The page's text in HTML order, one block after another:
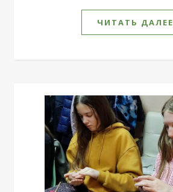
ЧИТАТЬ ДАЛЕЕ